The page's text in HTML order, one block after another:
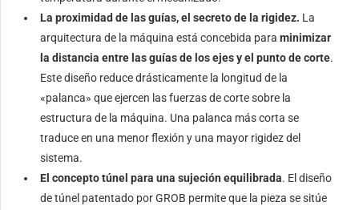
La proximidad de las guías, el secreto de la rigidez. La
arquitectura de la máquina está concebida para minimizar
la distancia entre las guías de los ejes y el punto de corte.
Este diseño reduce drásticamente la longitud de la
«palanca» que ejercen las fuerzas de corte sobre la
estructura de la máquina. Una palanca más corta se
traduce en una menor flexión y una mayor rigidez del
sistema.
El concepto túnel para una sujeción equilibrada. El diseño
de túnel patentado por GROB permite que la pieza se sitúe